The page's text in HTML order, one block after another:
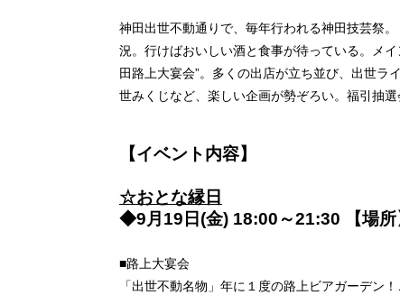
神田出世不動通りで、毎年行われる神田技芸祭
況。行けばおいしい酒と食事が待っている。メ
田路上大宴会”。多くの出店が立ち並び、出世ラ
世みくじなど、楽しい企画が勢ぞろい。福引抽
【イベント内容】
☆おとな縁日
◆9月19日(金) 18:00～21:30 【場所
■路上大宴会
「出世不動名物」年に１度の路上ビアガーデン